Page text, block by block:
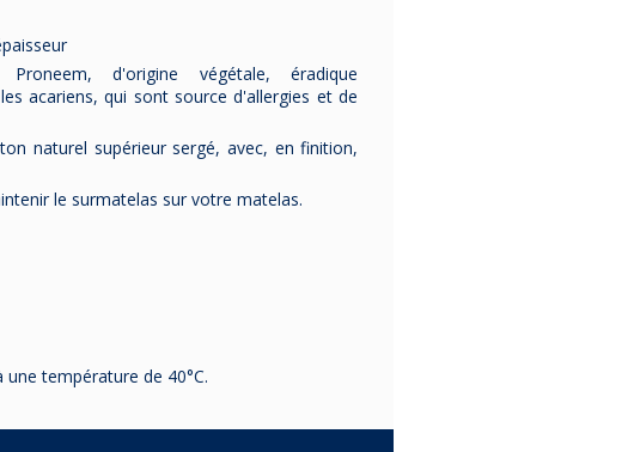
d'origine végétale, éradique
acariens, qui sont source d'allergies et de
naturel supérieur sergé, avec, en finition,
le surmatelas sur votre matelas.
température de 40°C.